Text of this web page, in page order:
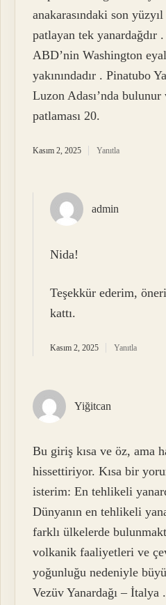
anakarasındaki son
patlayan tek yanardağdır
ABD’nin Washington
yakınındadır . Pinatubo
Luzon Adası’nda bulunur
patlaması 20.
Kasım 2, 2025 Yanıtla
admin
Nida!
Teşekkür ederim,
kattı.
Kasım 2, 2025 Yanıtla
Yiğitcan
Bu giriş kısa ve öz, ama
hissettiriyor. Kısa bir
isterim: En tehlikeli
Dünyanın en tehlikeli
farklı ülkelerde
volkanik faaliyetleri ve
yoğunluğu nedeniyle
Vezüv Yanardağı – İtalya